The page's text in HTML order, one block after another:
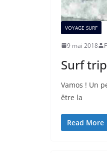
VOYAGE SURF
9 mai 2018
Surf
Vamos ! Un
être la
Read More